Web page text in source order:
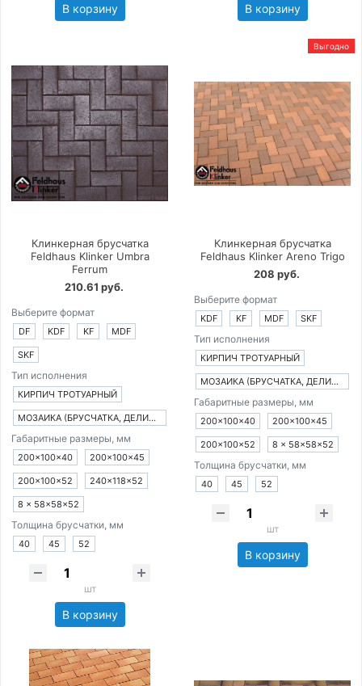
В корзину В корзину
Клинкерная брусчатка
Feldhaus Klinker Umbra
Ferrum
210.61 руб.
Выберите формат
DF KDF KF MDF
SKF
Тип исполнения
КИРПИЧ ТРОТУАРНЫЙ
МОЗАИКА (БРУСЧАТКА, ДЕЛИМАЯ НА 8 ЧАСТЕЙ)
Габаритные размеры, мм
200×100×40 200×100×45
200×100×52 240×118×52
8 × 58×58×52
Толщина брусчатки, мм
40 45 52
шт
В корзину
Выгодно
Клинкерная брусчатка
Feldhaus Klinker Areno Trigo
208 руб.
Выберите формат
KDF KF MDF SKF
Тип исполнения
КИРПИЧ ТРОТУАРНЫЙ
МОЗАИКА (БРУСЧАТКА, ДЕЛИМАЯ НА 8 ЧАСТЕЙ)
Габаритные размеры, мм
200×100×40 200×100×45
200×100×52 8 × 58×58×52
Толщина брусчатки, мм
40 45 52
шт
В корзину